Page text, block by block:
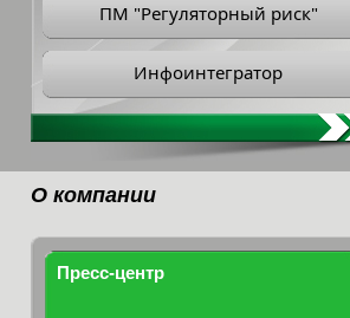
ПМ "Регуляторный риск"
Инфоинтегратор
О компании
Пресс-центр